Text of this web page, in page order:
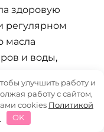
здоровую
регулярном
масла
и воды,
нарушается
Благодаря
улучшить работу и
работу с сайтом,
cookies Политикой
OK